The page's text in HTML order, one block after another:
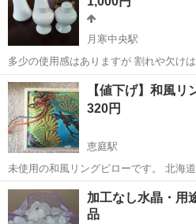
月寒中央駅
多少の使用感はありますが 割れや欠けはありません
棚はありません
北海道 札幌市 月寒中央駅 冠
【値下げ】和風リ
320円
恵庭駅
未使用の和風リングピローです。 北海
ったので、着物柄のものをいただきま
ので、未使用です。和風のものは珍し
です。 箱のサイズ: 10....
北海道 恵庭市 恵庭駅 冠婚葬祭
加工なし水晶・用
品